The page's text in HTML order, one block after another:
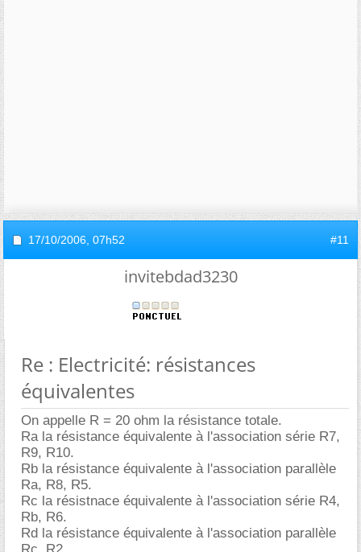
17/10/2006, 07h52 #11
invitebdad3230
Re : Electricité: résistances
équivalentes
On appelle R = 20 ohm la résistance totale.
Ra la résistance équivalente à l'association série R7,
R9, R10.
Rb la résistance équivalente à l'association parallèle
Ra, R8, R5.
Rc la résistnace équivalente à l'association série R4,
Rb, R6.
Rd la résistance équivalente à l'association parallèle